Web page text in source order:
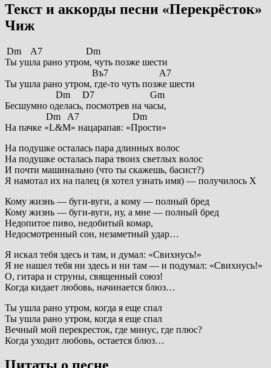
Текст и аккорды песни «Перекрёсток»
Чиж
Dm A7 Dm
Ты ушла рано утром, чуть позже шести
Bъ7 A7
Ты ушла рано утром, где-то чуть позже шести
Dm D7 Gm
Бесшумно оделась, посмотрев на часы,
Dm A7 Dm
На пачке «L&M» нацарапав: «Прости»
На подушке осталась пара длинных волос
На подушке осталась пара твоих светлых волос
И почти машинально (что ты скажешь, басист?)
Я намотал их на палец (я хотел узнать имя) — получилось Х
Кому жизнь — буги-вуги, а кому — полный бред
Кому жизнь — буги-вуги, ну, а мне — полный бред
Недопитое пиво, недобитый комар,
Недосмотренный сон, незаметный удар…
Я искал тебя здесь и там, и думал: «Свихнусь!»
Я не нашел тебя ни здесь и ни там — и подумал: «Свихнусь!»
О, гитара и струны, священный союз!
Когда кидает любовь, начинается блюз…
Ты ушла рано утром, когда я еще спал
Ты ушла рано утром, когда я еще спал
Вечный мой перекресток, где минус, где плюс?
Когда уходит любовь, остается блюз…